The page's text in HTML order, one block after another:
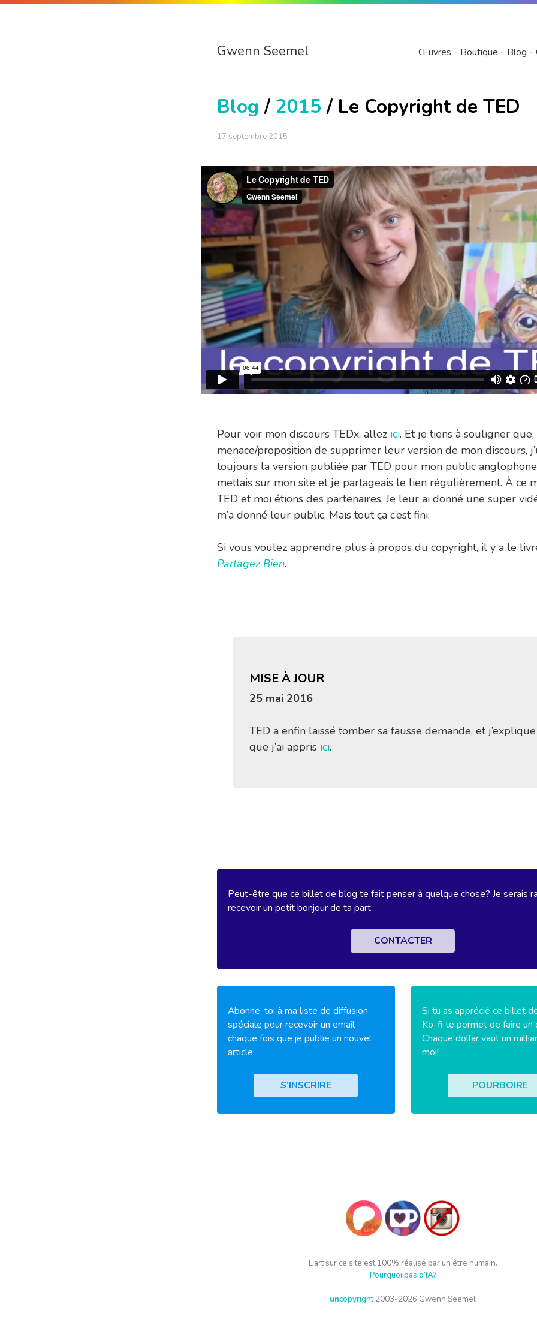
Gwenn Seemel Œuvres Boutique Blog
Blog / 2015 / Le Copyright de TED
17 septembre 2015
Pour voir mon discours TEDx, allez ici. Et je tiens à souligner que,
menace/proposition de supprimer leur version de mon discours,
toujours la version publiée par TED pour mon public
mettais sur mon site et je partageais le lien régulièrement. À ce
TED et moi étions des partenaires. Je leur ai donné une super
m’a donné leur public. Mais tout ça c’est fini.
Si vous voulez apprendre plus à propos du copyright, il y a le
Partagez Bien.
MISE À JOUR
25 mai 2016
TED a enfin laissé tomber sa fausse demande, et
que j’ai appris ici.
Peut-être que ce billet de blog te fait penser à quelque chose? Je serais
recevoir un petit bonjour de ta part.
CONTACTER
Abonne-toi à ma liste de diffusion
spéciale pour recevoir un email
chaque fois que je publie un nouvel
article.
S’INSCRIRE
Si tu as apprécié ce billet
Ko-fi te permet de faire un
Chaque dollar vaut un
moi!
POURBOIRE
L’art sur ce site est 100% réalisé par un être humain.
Pourquoi pas d’IA?
uncopyright2003-2026 Gwenn Seemel